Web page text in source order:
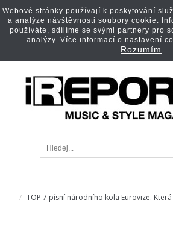
TOP 7 písní národního kola Eurovize.
Webové stránky používají k poskytování
a analýze návštěvnosti soubory cookie.
používáte, sdílíme se svými partnery pro
analýzy. Více informací o nastavení
Rozumím